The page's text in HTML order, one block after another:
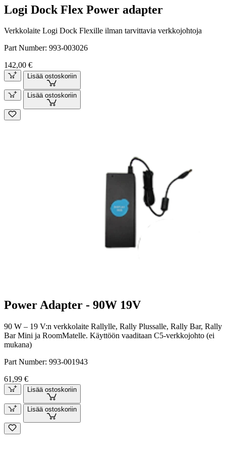
Logi Dock Flex Power adapter
Verkkolaite Logi Dock Flexille ilman tarvittavia verkkojohtoja
Part Number: 993-003026
142,00 €
Lisää ostoskoriin
Lisää ostoskoriin
Power Adapter - 90W 19V
90 W – 19 V:n verkkolaite Rallylle, Rally Plussalle, Rally Bar, Rally
Bar Mini ja RoomMatelle. Käyttöön vaaditaan C5-verkkojohto (ei
mukana)
Part Number: 993-001943
61,99 €
Lisää ostoskoriin
Lisää ostoskoriin